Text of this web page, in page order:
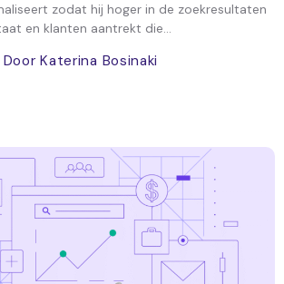
zodat hij hoger in de zoekresultaten
en klanten aantrekt die...
Door Katerina Bosinaki